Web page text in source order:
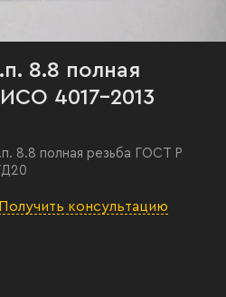
8.8 полная
4017-2013
8.8 полная резьба ГОСТ Р
Получить консультацию